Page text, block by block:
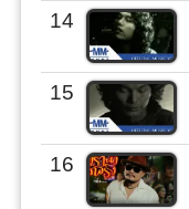
14
15
16